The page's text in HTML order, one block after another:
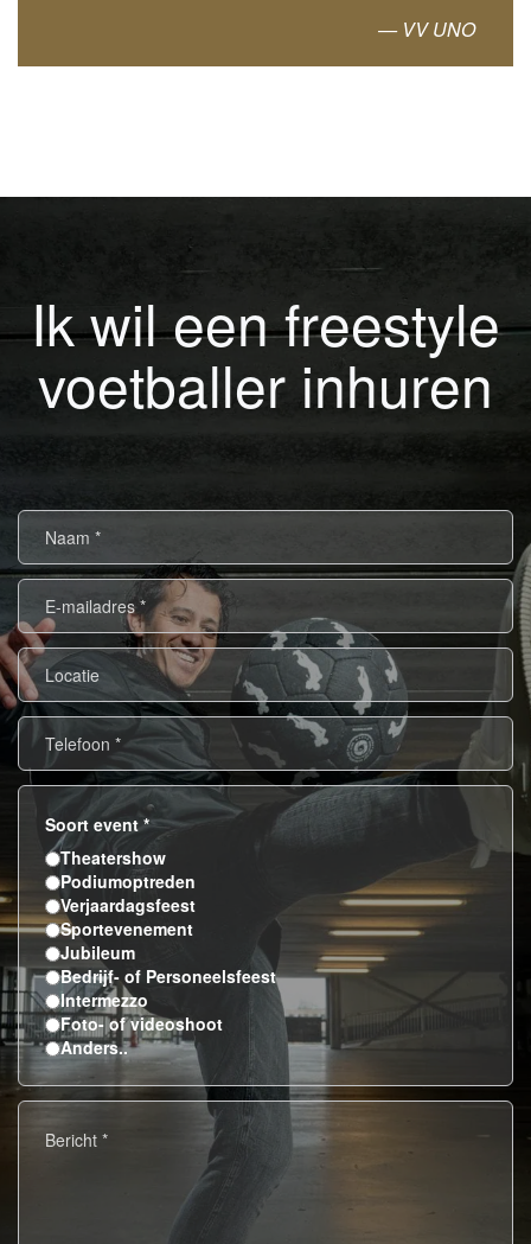
— VV UNO
Ik wil een freestyle
voetballer inhuren
Naam
E-
mailadres
*
Locatie
Telefoon
Soort event*
Theatershow
Podiumoptreden
Verjaardagsfeest
Sportevenement
Jubileum
Bedrijf- of Personeelsfeest
Intermezzo
Foto- of videoshoot
Anders..
Bericht